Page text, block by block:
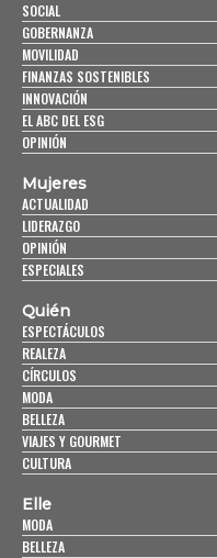
SOCIAL
GOBERNANZA
MOVILIDAD
FINANZAS SOSTENIBLES
INNOVACIÓN
EL ABC DEL ESG
OPINIÓN
Mujeres
ACTUALIDAD
LIDERAZGO
OPINIÓN
ESPECIALES
Quién
ESPECTÁCULOS
REALEZA
CÍRCULOS
MODA
BELLEZA
VIAJES Y GOURMET
CULTURA
Elle
MODA
BELLEZA